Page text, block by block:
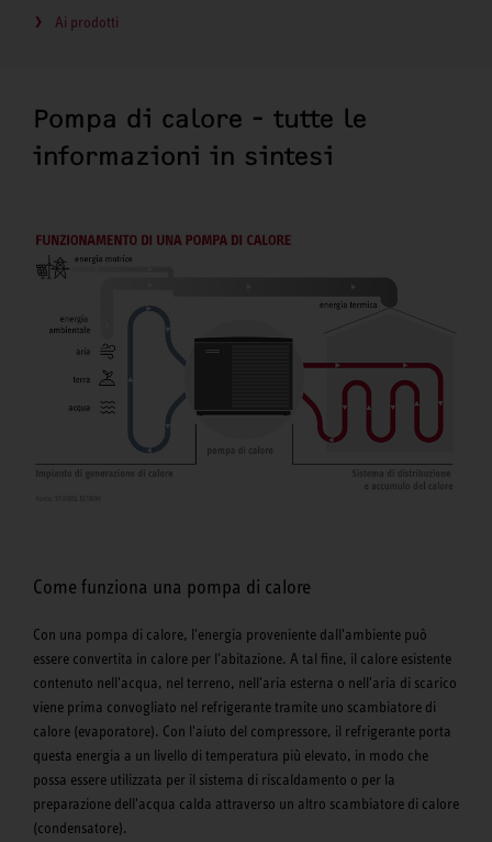
Ai prodotti
Pompa di calore - tutte le
informazioni in sintesi
Come funziona una pompa di calore
Con una pompa di calore, l'energia proveniente dall'ambiente può
essere convertita in calore per l'abitazione. A tal fine, il calore esistente
contenuto nell'acqua, nel terreno, nell'aria esterna o nell'aria di scarico
viene prima convogliato nel refrigerante tramite uno scambiatore di
calore (evaporatore). Con l'aiuto del compressore, il refrigerante porta
questa energia a un livello di temperatura più elevato, in modo che
possa essere utilizzata per il sistema di riscaldamento o per la
preparazione dell'acqua calda attraverso un altro scambiatore di calore
(condensatore).